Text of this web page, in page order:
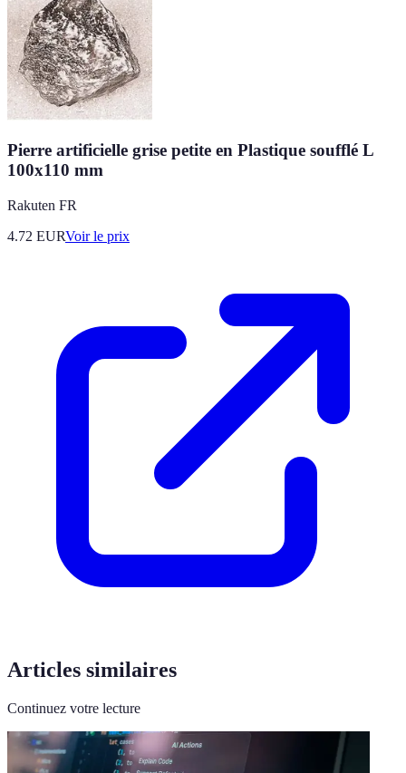
Pierre artificielle grise petite en Plastique soufflé L
100x110 mm
Rakuten FR
4.72 EURVoir le prix
Articles similaires
Continuez votre lecture